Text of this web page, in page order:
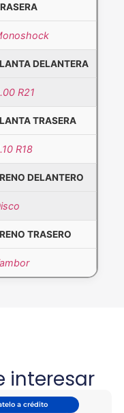
DELANTERA
R21
TRASERA
R18
DELANTERO
TRASERO
interesar
a crédito